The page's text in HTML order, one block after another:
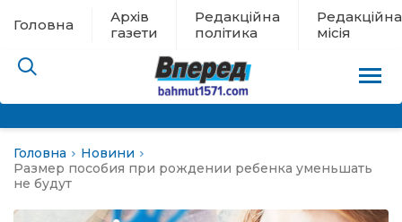
Головна
Архів
газети
Редакційна
політика
Редакційна
місія
евакуації
Головна
Новини
Размер пособия при рождении ребенка уменьшать
не будут